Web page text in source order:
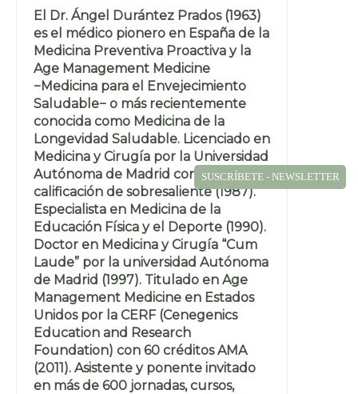
El Dr. Ángel Durántez Prados (1963)
es el médico pionero en España de la
Medicina Preventiva Proactiva y la
Age Management Medicine
−Medicina para el Envejecimiento
Saludable− o más recientemente
conocida como Medicina de la
Longevidad Saludable. Licenciado en
Medicina y Cirugía por la Universidad
Autónoma de Madrid con la
calificación de sobresaliente (1987).
Especialista en Medicina de la
Educación Física y el Deporte (1990).
Doctor en Medicina y Cirugía “Cum
Laude” por la universidad Autónoma
de Madrid (1997). Titulado en Age
Management Medicine en Estados
Unidos por la CERF (Cenegenics
Education and Research
Foundation) con 60 créditos AMA
(2011). Asistente y ponente invitado
en más de 600 jornadas, cursos,
SUSCRÍBETE - NEWSLETTER